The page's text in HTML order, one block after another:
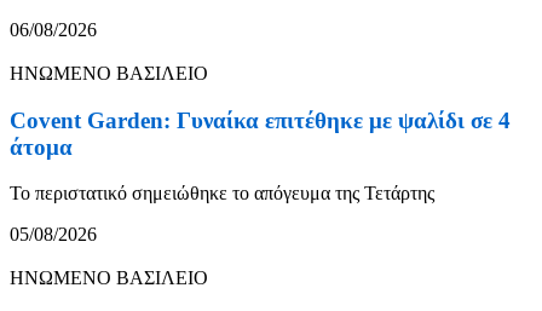
06/08/2026
ΗΝΩΜΕΝΟ ΒΑΣΙΛΕΙΟ
Covent Garden: Γυναίκα επιτέθηκε με ψαλίδι σε 4
άτομα
Το περιστατικό σημειώθηκε το απόγευμα της Τετάρτης
05/08/2026
ΗΝΩΜΕΝΟ ΒΑΣΙΛΕΙΟ